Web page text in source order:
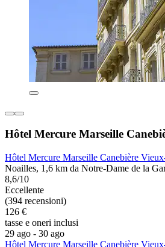
Hôtel Mercure Marseille
Hôtel Mercure Marseille Canebière
Noailles, 1,6 km da Notre-Dame de la
8,6/10
Eccellente
(394 recensioni)
126 €
tasse e oneri inclusi
29 ago - 30 ago
Hôtel Mercure Marseille Canebière